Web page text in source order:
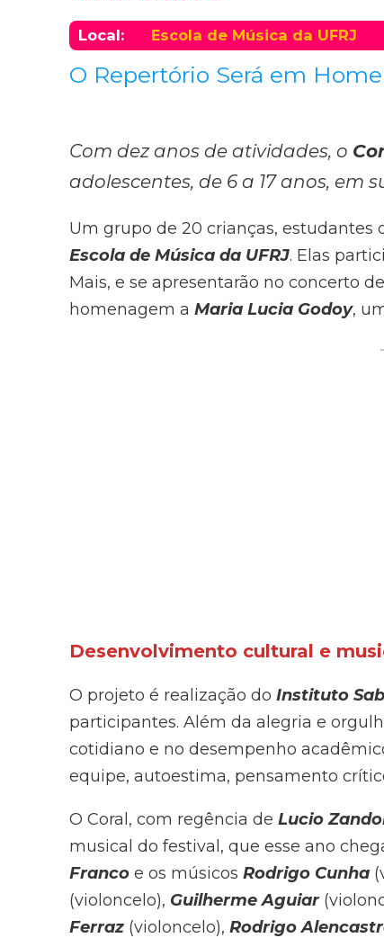
Local: Escola de Música da UFRJ
O Repertório Será em
Com dez anos de atividades, o
adolescentes, de 6 a 17 anos, em
Um grupo de 20 crianças, estudantes
Escola de Música da UFRJ. Elas
Mais, e se apresentarão no concerto
homenagem a Maria Lucia Godoy,
Desenvolvimento cultural e
O projeto é realização do Instituto
participantes. Além da alegria e
cotidiano e no desempenho
equipe, autoestima, pensamento
O Coral, com regência de Lucio
musical do festival, que esse ano
Franco e os músicos Rodrigo Cunha
(violoncelo), Guilherme Aguiar
Ferraz (violoncelo), Rodrigo